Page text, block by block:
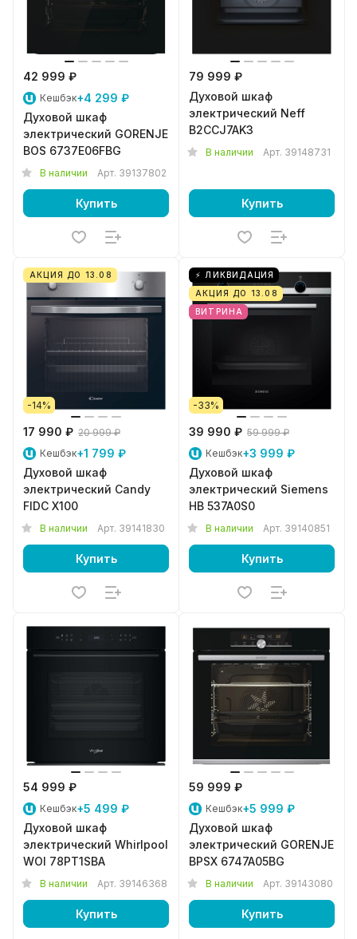
42 999 ₽
Кешбэк+4 299 ₽
Духовой шкаф
электрический GORENJE
BOS 6737E06FBG
В наличии Арт. 39137802
Купить
79 999 ₽
Духовой шкаф
электрический Neff
B2CCJ7AK3
В наличии Арт. 39148731
Купить
АКЦИЯ ДО 13.08
-14%
17 990 ₽ 20 999 ₽
Кешбэк+1 799 ₽
Духовой шкаф
электрический Candy
FIDC X100
В наличии Арт. 39141830
Купить
⚡ ЛИКВИДАЦИЯ
АКЦИЯ ДО 13.08
ВИТРИНА
-33%
39 990 ₽ 59 999 ₽
Кешбэк+3 999 ₽
Духовой шкаф
электрический Siemens
HB 537A0S0
В наличии Арт. 39140851
Купить
54 999 ₽
Кешбэк+5 499 ₽
Духовой шкаф
электрический Whirlpool
WOI 78PT1SBA
В наличии Арт. 39146368
Купить
59 999 ₽
Кешбэк+5 999 ₽
Духовой шкаф
электрический GORENJE
BPSX 6747A05BG
В наличии Арт. 39143080
Купить